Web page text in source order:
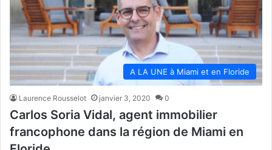
A LA UNE à Miami et en Floride
Laurence Rousselot janvier 3, 2020 0
Carlos Soria Vidal, agent immobilier
francophone dans la région de Miami en